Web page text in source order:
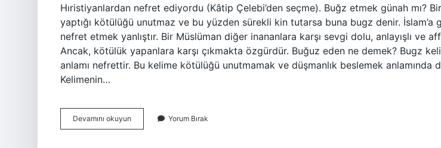
Hıristiyanlardan nefret ediyordu (Kâtip Çelebi’den seçme). Buğz etmek günah mı?
yaptığı kötülüğü unutmaz ve bu yüzden sürekli kin tutarsa ​​buna bugz denir. İslam’a
nefret etmek yanlıştır. Bir Müslüman diğer inananlara karşı sevgi dolu, anlayışlı ve
Ancak, kötülük yapanlara karşı çıkmakta özgürdür. Buğuz eden ne demek? Bugz
anlamı nefrettir. Bu kelime kötülüğü unutmamak ve düşmanlık beslemek anlamında
Kelimenin…
Devamını okuyun
Ne
Yorum Bırak